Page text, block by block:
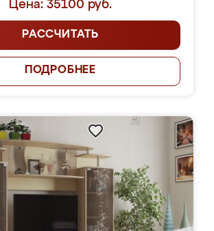
Цена: 35100 руб.
РАССЧИТАТЬ
ПОДРОБНЕЕ